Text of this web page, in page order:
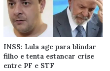
INSS: Lula age para blindar
filho e tenta estancar crise
entre PF e STF